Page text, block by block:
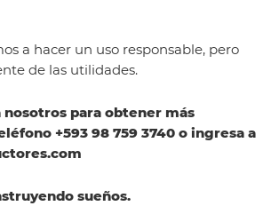
a hacer un uso responsable, pero
de las utilidades.
para obtener más
+593 98 759 3740 o ingresa a
sueños.